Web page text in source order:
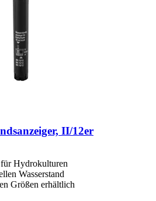
II/12er
Hydrokulturen
Wasserstand
Größen erhältlich